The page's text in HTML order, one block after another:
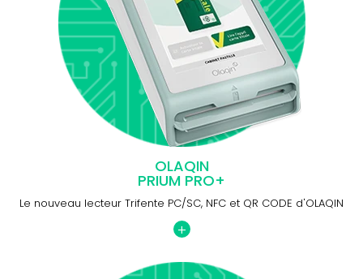
OLAQIN
PRIUM PRO+
Le nouveau lecteur Trifente PC/SC, NFC et QR CODE d'OLAQIN
+